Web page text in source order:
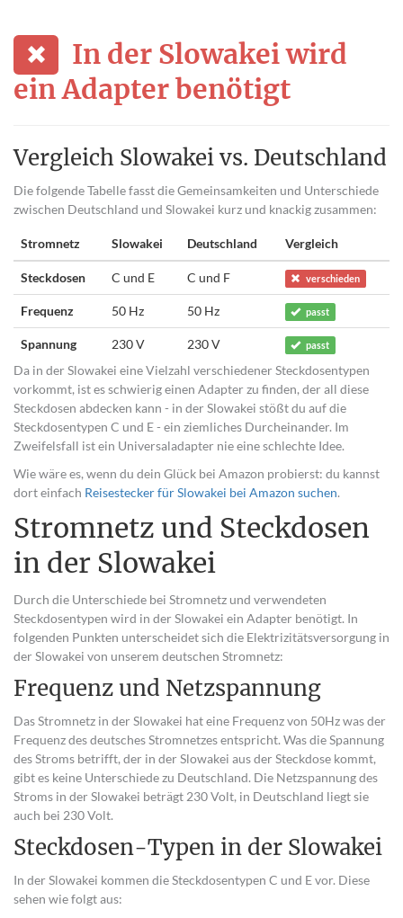
In der Slowakei wird
ein Adapter benötigt
Vergleich Slowakei vs. Deutschland
Die folgende Tabelle fasst die Gemeinsamkeiten und Unterschiede
zwischen Deutschland und Slowakei kurz und knackig zusammen:
Stromnetz Slowakei Deutschland Vergleich
Steckdosen C und E C und F verschieden
Frequenz 50 Hz 50 Hz passt
Spannung 230 V 230 V passt
Da in der Slowakei eine Vielzahl verschiedener Steckdosentypen
vorkommt, ist es schwierig einen Adapter zu finden, der all diese
Steckdosen abdecken kann - in der Slowakei stößt du auf die
Steckdosentypen C und E - ein ziemliches Durcheinander. Im
Zweifelsfall ist ein Universaladapter nie eine schlechte Idee.
Wie wäre es, wenn du dein Glück bei Amazon probierst: du kannst
dort einfach Reisestecker für Slowakei bei Amazon suchen.
Stromnetz und Steckdosen
in der Slowakei
Durch die Unterschiede bei Stromnetz und verwendeten
Steckdosentypen wird in der Slowakei ein Adapter benötigt. In
folgenden Punkten unterscheidet sich die Elektrizitätsversorgung in
der Slowakei von unserem deutschen Stromnetz:
Frequenz und Netzspannung
Das Stromnetz in der Slowakei hat eine Frequenz von 50Hz was der
Frequenz des deutsches Stromnetzes entspricht. Was die Spannung
des Stroms betrifft, der in der Slowakei aus der Steckdose kommt,
gibt es keine Unterschiede zu Deutschland. Die Netzspannung des
Stroms in der Slowakei beträgt 230 Volt, in Deutschland liegt sie
auch bei 230 Volt.
Steckdosen-Typen in der Slowakei
In der Slowakei kommen die Steckdosentypen C und E vor. Diese
sehen wie folgt aus: